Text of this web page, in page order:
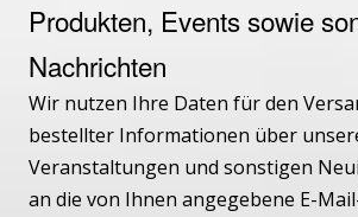
Produkten, Events sowie
Nachrichten
Wir nutzen Ihre Daten für den
bestellter Informationen über
Veranstaltungen und sonstigen
an die von Ihnen angegebene E-